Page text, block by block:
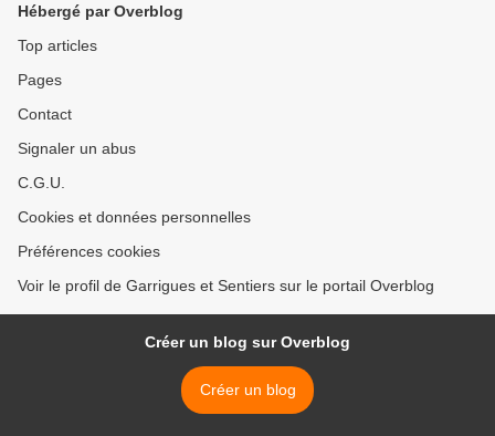
Hébergé par Overblog
Top articles
Pages
Contact
Signaler un abus
C.G.U.
Cookies et données personnelles
Préférences cookies
Voir le profil de Garrigues et Sentiers sur le portail Overblog
Créer un blog sur Overblog
Créer un blog